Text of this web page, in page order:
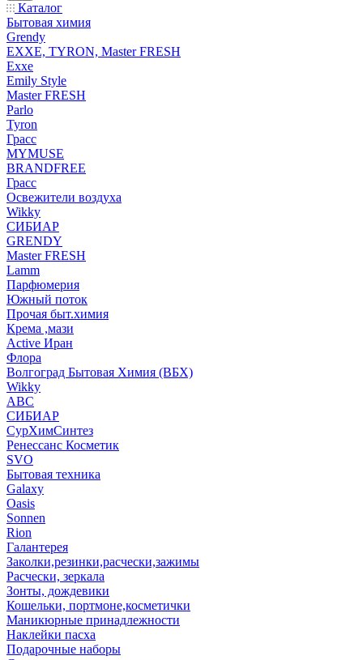
Каталог
Бытовая химия
Grendy
EXXE, TYRON, Master FRESH
Exxe
Emily Style
Master FRESH
Parlo
Tyron
Грасс
MYMUSE
BRANDFREE
Грасс
Освежители воздуха
Wikky
СИБИАР
GRENDY
Master FRESH
Lamm
Парфюмерия
Южный поток
Прочая быт.химия
Крема ,мази
Аctive Иран
Флора
Волгоград Бытовая Химия (ВБХ)
Wikky
АВС
СИБИАР
СурХимСинтез
Ренессанс Косметик
SVO
Бытовая техника
Galaxy
Oasis
Sonnen
Rion
Галантерея
Заколки,резинки,расчески,зажимы
Расчески, зеркала
Зонты, дождевики
Кошельки, портмоне,косметички
Маникюрные принадлежности
Наклейки пасха
Подарочные наборы